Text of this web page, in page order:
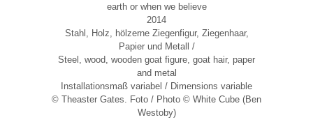
earth or when we believe
2014
Stahl, Holz, hölzerne Ziegenfigur, Ziegenhaar,
Papier und Metall /
Steel, wood, wooden goat figure, goat hair, paper
and metal
Installationsmaß variabel / Dimensions variable
© Theaster Gates. Foto / Photo © White Cube (Ben
Westoby)